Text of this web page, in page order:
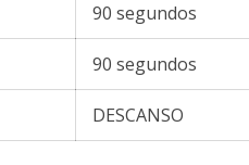
90 segundos
90 segundos
DESCANSO